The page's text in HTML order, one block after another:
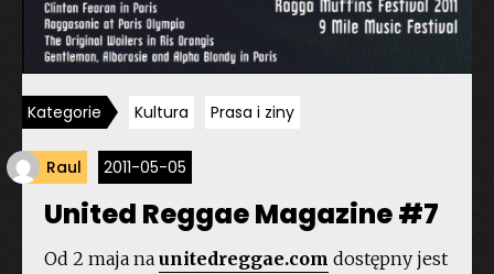
Kategorie Kultura Prasa i ziny
Raul 2011-05-05
United Reggae Magazine #7
Od 2 maja na unitedreggae.com dostępny jest